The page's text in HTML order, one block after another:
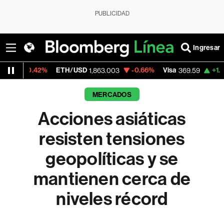
PUBLICIDAD
Ingresar
ETH/USD 1,863.003 -0.66% Visa 369.59 +1.07%
MERCADOS
Acciones asiáticas
resisten tensiones
geopolíticas y se
mantienen cerca de
niveles récord